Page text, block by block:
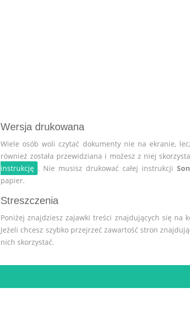
Wersja drukowana
Wiele osób woli czytać dokumenty nie na ekranie,
również została przewidziana i możesz z niej
instrukcję . Nie musisz drukować całej instrukcji
papier.
Streszczenia
Poniżej znajdziesz zajawki treści znajdujących się na
Jeżeli chcesz szybko przejrzeć zawartość stron
nich skorzystać.